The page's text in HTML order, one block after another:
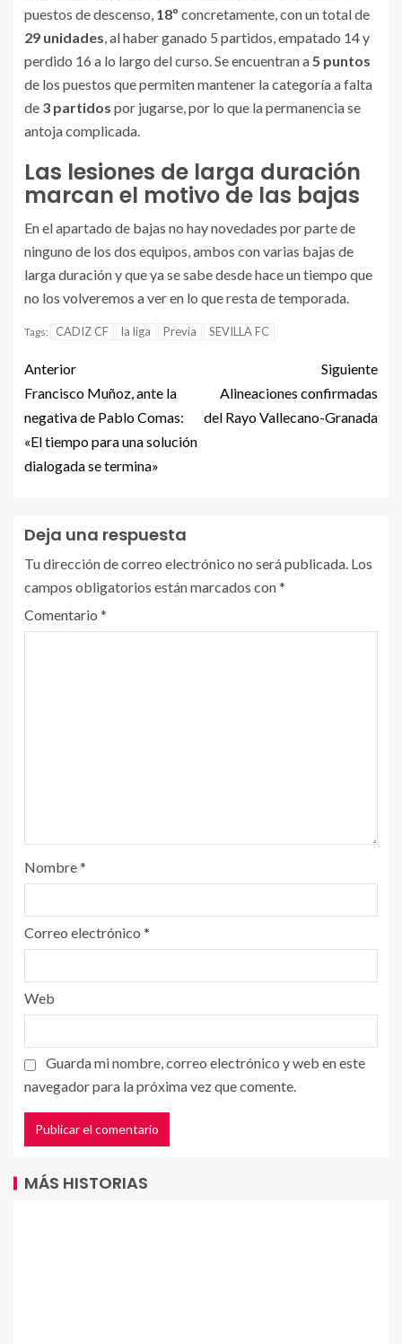
puestos de descenso, 18º concretamente, con un total de
29 unidades, al haber ganado 5 partidos, empatado 14 y
perdido 16 a lo largo del curso. Se encuentran a5 puntos
de los puestos que permiten mantener la categoría a falta
de 3 partidos por jugarse, por lo que la permanencia se
antoja complicada.
Las lesiones de larga duración
marcan el motivo de las bajas
En el apartado de bajas no hay novedades por parte de
ninguno de los dos equipos, ambos con varias bajas de
larga duración y que ya se sabe desde hace un tiempo que
no los volveremos a ver en lo que resta de temporada.
Tags: CADIZ CF la liga Previa SEVILLA FC
Anterior
Francisco Muñoz, ante la
negativa de Pablo Comas:
«El tiempo para una solución
dialogada se termina»
Siguiente
Alineaciones confirmadas
del Rayo Vallecano-Granada
Deja una respuesta
Tu dirección de correo electrónico no será publicada. Los
campos obligatorios están marcados con*
Comentario *
Nombre*
Correo electrónico *
Web
Guarda mi nombre, correo electrónico y web en este
navegador para la próxima vez que comente.
MÁS HISTORIAS